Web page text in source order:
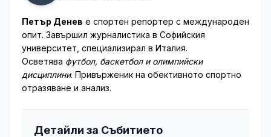
Петър Денев е спортен репортер с международен
опит. Завършил журналистика в Софийския
университет, специализирал в Италия.
Осветява футбол, баскетбол и олимпийски
дисциплини. Привърженик на обективното спортно
отразяване и анализ.
Детайли за Събитието